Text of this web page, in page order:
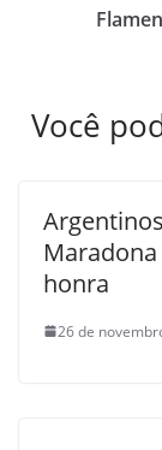
Você
honra
26 de